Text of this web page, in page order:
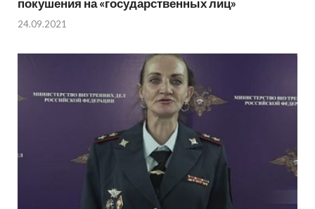
покушения на «государственных лиц»
24.09.2021